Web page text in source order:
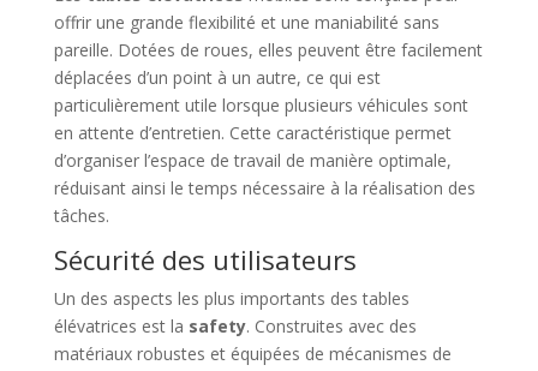
offrir une grande flexibilité et une maniabilité sans
pareille. Dotées de roues, elles peuvent être facilement
déplacées d’un point à un autre, ce qui est
particulièrement utile lorsque plusieurs véhicules sont
en attente d’entretien. Cette caractéristique permet
d’organiser l’espace de travail de manière optimale,
réduisant ainsi le temps nécessaire à la réalisation des
tâches.
Sécurité des utilisateurs
Un des aspects les plus importants des tables
élévatrices est la safety. Construites avec des
matériaux robustes et équipées de mécanismes de